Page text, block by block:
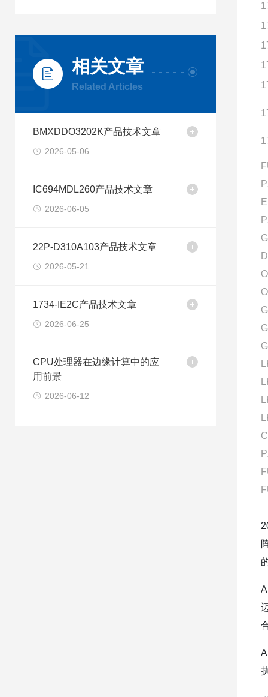
相关文章
Related Articles
BMXDDO3202K产品技术文章
2026-05-06
IC694MDL260产品技术文章
2026-06-05
22P-D310A103产品技术文章
2026-05-21
1734-IE2C产品技术文章
2026-06-25
CPU处理器在边缘计算中的应
用前景
2026-06-12